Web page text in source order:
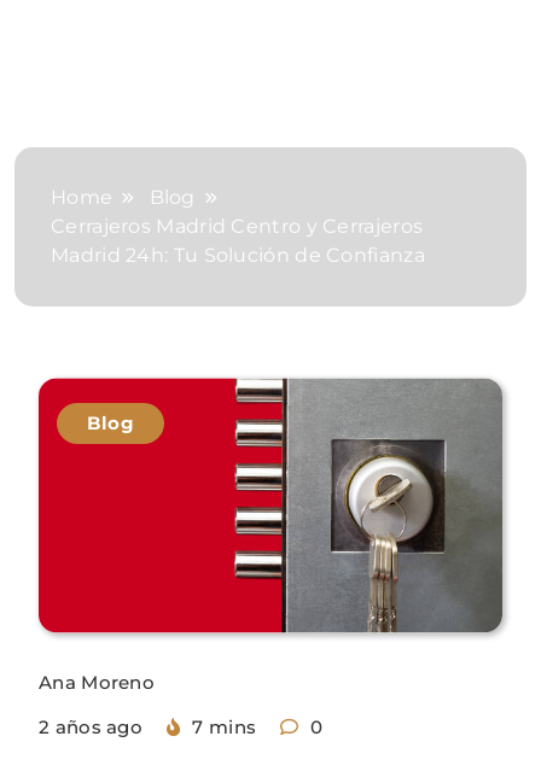
Home
Blog
Cerrajeros Madrid Centro y Cerrajeros
Madrid 24h: Tu Solución de Confianza
Blog
Ana Moreno
2 años ago
7 mins 0